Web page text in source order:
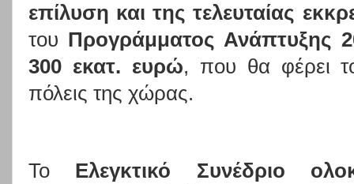
επίλυση και της τελευταίας
του Προγράμματος Ανάπτυξης
300 εκατ. ευρώ, που θα φέρει
πόλεις της χώρας.
Το Ελεγκτικό Συνέδριο